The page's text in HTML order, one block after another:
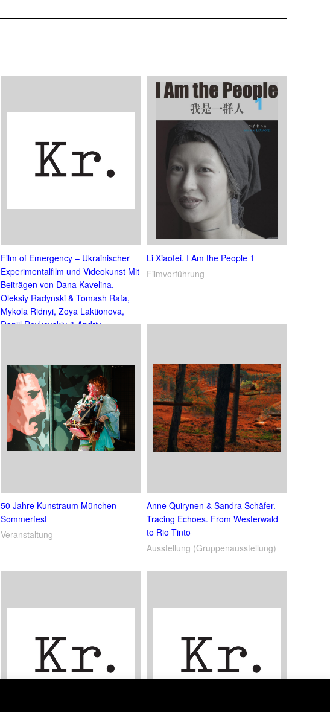
Film of Emergency – Ukrainischer
Experimentalfilm und Videokunst Mit
Beiträgen von Dana Kavelina,
Oleksiy Radynski & Tomash Rafa,
Mykola Ridnyi, Zoya Laktionova,
Daniil Revkovskiy & Andriy
Li Xiaofei. I Am the People 1
Filmvorführung
50 Jahre Kunstraum München –
Sommerfest
Veranstaltung
Anne Quirynen & Sandra Schäfer.
Tracing Echoes. From Westerwald
to Rio Tinto
Ausstellung (Gruppenausstellung)